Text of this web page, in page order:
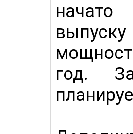
начато
год.